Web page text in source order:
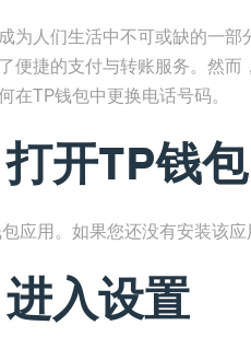
为人们生活中不可或缺的一
便捷的支付与转账服务。然而
在TP钱包中更换电话号码。
开TP钱包
应用。如果您还没有安装该应
入设置